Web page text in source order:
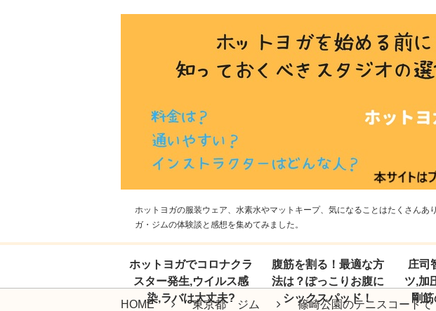
ホットヨガの服装ウェア、水素水やマットキープ、気になることはたくさん
ガ・ジムの体験談と感想を集めてみました。
ホットヨガでコロナクラ
スター発生,ウイルス感
染,ラバは大丈夫?
腹筋を割る！最適な方
法は？ぽっこりお腹に
シックスパッド！
庄司
ツ,加
剛
HOME 東京都 ジム 篠崎公園のテニスコートで